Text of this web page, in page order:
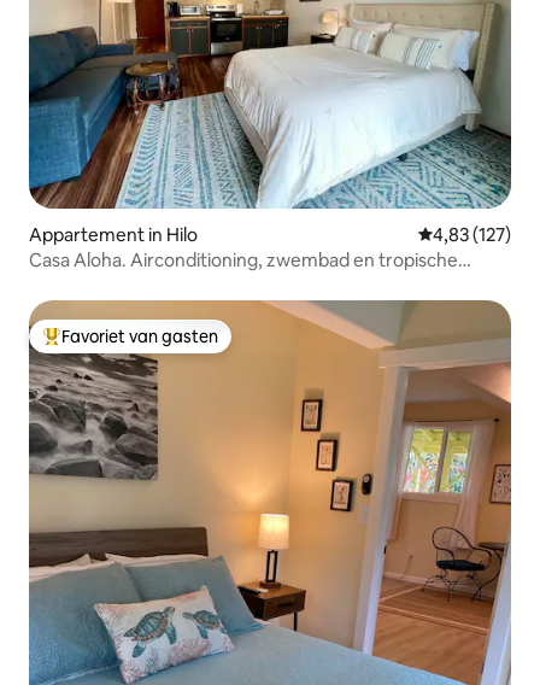
Appartement in Hilo Gemiddelde
4,83 (127)
Casa Aloha. Airconditioning, zwembad en tropische
Topfavoriet van gasten
Favoriet van gasten